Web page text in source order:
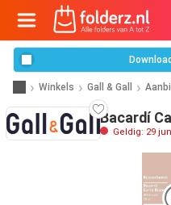
Winkels Gall & Gall
Bacardí
Geldig: 29